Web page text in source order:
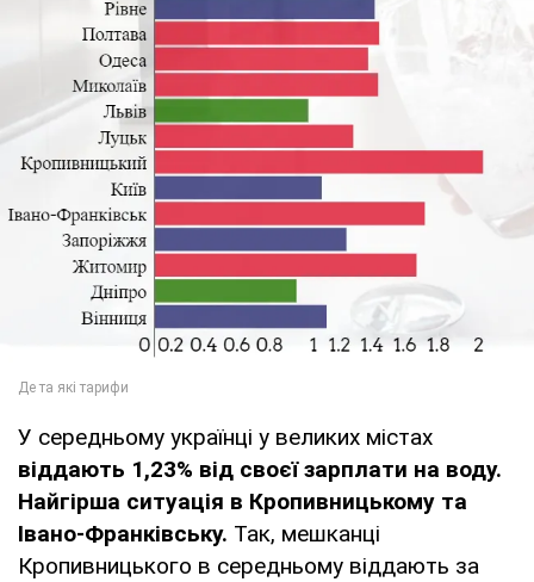
У середньому українці у великих містах
віддають 1,23% від своєї зарплати на воду.
Найгірша ситуація в Кропивницькому та
Івано-Франківську. Так, мешканці
Кропивницького в середньому віддають за